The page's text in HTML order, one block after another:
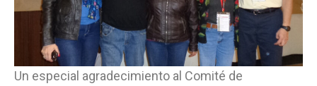
Un especial agradecimiento al Comité de